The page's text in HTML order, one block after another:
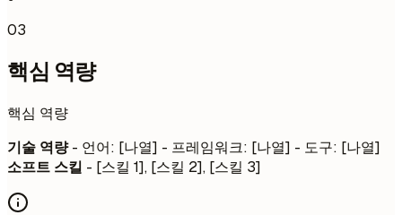
03
핵심 역량
핵심 역량
기술 역량- 언어: [나열] - 프레임워크: [나열] - 도구: [나열]
소프트 스킬 - [스킬 1], [스킬 2], [스킬 3]